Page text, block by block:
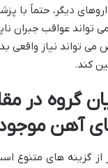
دیگر، حتماً با
تواند عواقب جبران
تواند نیاز واقعی
کند.
گروه در
آهن موجود
از گزینه های متنوع